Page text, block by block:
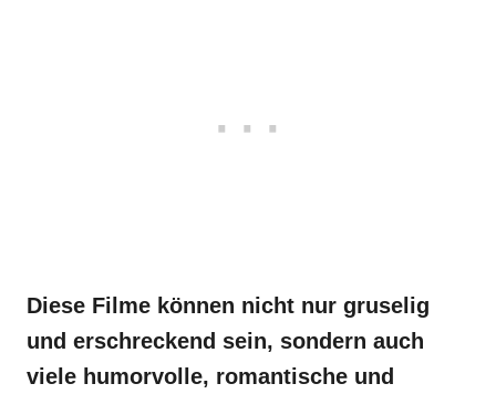
Diese Filme können nicht nur gruselig
und erschreckend sein, sondern auch
viele humorvolle, romantische und